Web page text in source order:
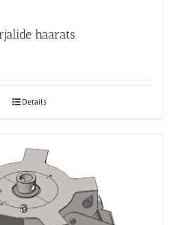
haarats
Details